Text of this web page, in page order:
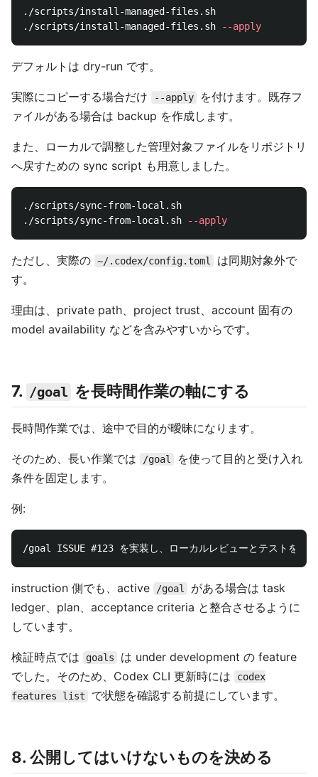
./scripts/install-managed-files.sh
./scripts/install-managed-files.sh
--apply
デフォルトは dry-run です。
実際にコピーする場合だけ --apply
を付けます。既存フ
ァイルがある場合は backup を作成します。
また、ローカルで調整した管理対象ファイルをリポジトリ
へ戻すための sync script も用意しました。
./scripts/sync-from-local.sh
./scripts/sync-from-local.sh
--apply
ただし、実際の ~/.codex/config.toml
は同期対象外で
す。
理由は、private path、project trust、account 固有の
model availability などを含みやすいからです。
7. /goal を長時間作業の軸にする
長時間作業では、途中で目的が曖昧になります。
そのため、長い作業では /goal
を使って目的と受け入れ
条件を固定します。
例:
instruction 側でも、active /goal
がある場合は task
ledger、plan、acceptance criteria と整合させるように
しています。
検証時点では goals
は under development の feature
でした。そのため、Codex CLI 更新時には
codex
features list
で状態を確認する前提にしています。
8. 公開してはいけないものを決める